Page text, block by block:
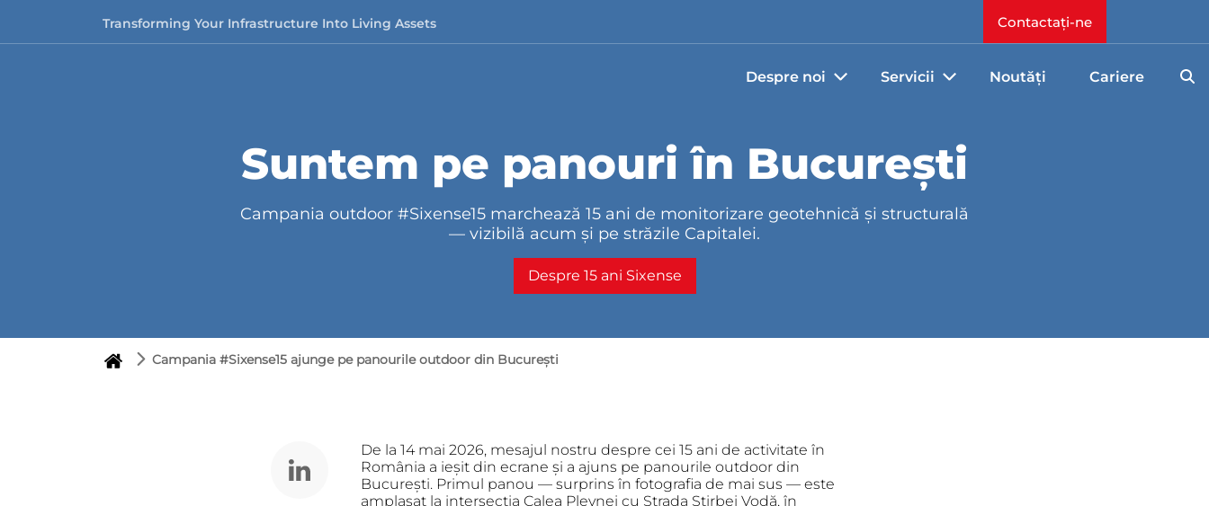
Skip to content
Transforming Your Infrastructure Into Living Assets Contactați-ne
Despre noi Servicii Noutăți Cariere
Suntem pe panouri în București
Campania outdoor #Sixense15 marchează 15 ani de monitorizare geotehnică și structurală
— vizibilă acum și pe străzile Capitalei.
Despre 15 ani Sixense
Campania #Sixense15 ajunge pe panourile outdoor din București
De la 14 mai 2026, mesajul nostru despre cei 15 ani de activitate în
România a ieșit din ecrane și a ajuns pe panourile outdoor din
București. Primul panou — surprins în fotografia de mai sus — este
amplasat la intersecția Calea Plevnei cu Strada Știrbei Vodă, în